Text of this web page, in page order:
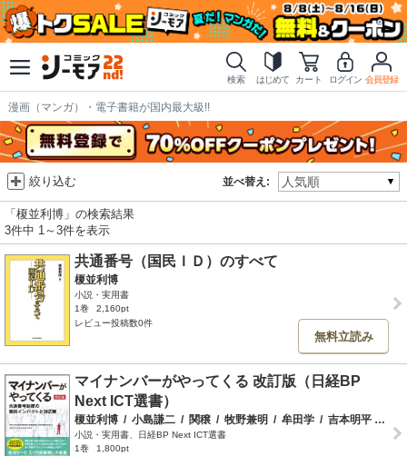
検索 はじめて カート ログイン 会員登録
漫画（マンガ）・電子書籍が国内最大級!!
並べ替え:
絞り込む
「榎並利博」の検索結果
3件中 1～3件を表示
共通番号（国民ＩＤ）のすべて
榎並利博
小説・実用書
1巻
2,160pt
レビュー投稿数0件
無料立読み
マイナンバーがやってくる 改訂版（日経BP
Next ICT選書）
榎並利博 / 小島謙二 / 関穣 / 牧野兼明 / 牟田学 / 吉本明平 / 森
小説・実用書、日経BP Next ICT選書
1巻
1,800pt